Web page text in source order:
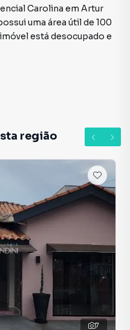
Carolina em Artur
uma área útil de 100
está desocupado e
uma oportunidade de
que desejam expandir
e descubra as
para o seu futuro
visita e conheça mais
região
7